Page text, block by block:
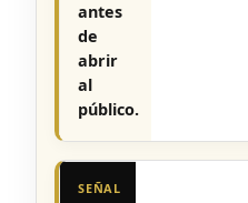
antes
de
abrir
al
público.